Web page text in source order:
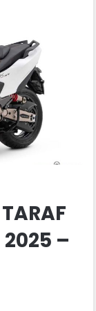
2025 –